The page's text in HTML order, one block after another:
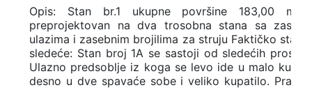
Opis: Stan br.1 ukupne površine 183,00 m2
preprojektovan na dva trosobna stana sa
ulazima i zasebnim brojilima za struju Faktičko
sledeće: Stan broj 1A se sastoji od sledećih
Ulazno predsoblje iz koga se levo ide u malo
desno u dve spavaće sobe i veliko kupatilo. Pravo